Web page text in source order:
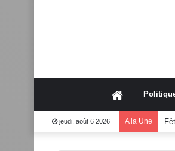
Accueil
jeudi, août 6 2026 A la Une